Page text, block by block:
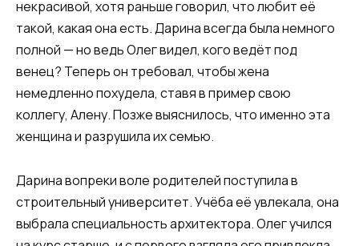
некрасивой, хотя раньше говорил, что любит её
такой, какая она есть. Дарина всегда была немного
полной — но ведь Олег видел, кого ведёт под
венец? Теперь он требовал, чтобы жена
немедленно похудела, ставя в пример свою
коллегу, Алену. Позже выяснилось, что именно эта
женщина и разрушила их семью.
Дарина вопреки воле родителей поступила в
строительный университет. Учёба её увлекала, она
выбрала специальность архитектора. Олег учился